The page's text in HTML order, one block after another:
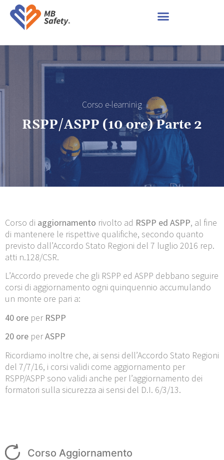
Corso e-learninig
RSPP/ASPP (10 ore) Parte 2
Corso di aggiornamento rivolto ad RSPP ed ASPP, al fine
di mantenere le rispettive qualifiche, secondo quanto
previsto dall’Accordo Stato Regioni del 7 luglio 2016 rep.
atti n.128/CSR.
L’Accordo prevede che gli RSPP ed ASPP debbano seguire
corsi di aggiornamento ogni quinquennio accumulando
un monte ore pari a:
40 ore per RSPP
20 ore perASPP
Ricordiamo inoltre che, ai sensi dell’Accordo Stato Regioni
del 7/7/16, i corsi validi come aggiornamento per
RSPP/ASPP sono validi anche per l’aggiornamento dei
formatori sulla sicurezza ai sensi del D.I. 6/3/13.
Corso Aggiornamento